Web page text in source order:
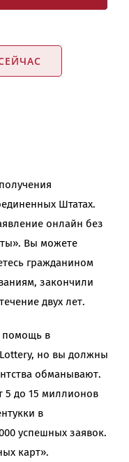
Штатах.
онлайн без
Вы можете
гражданином
закончили
двух лет.
помощь в
но вы должны
обманывают.
5 до 15 миллионов
в
успешных заявок.
карт».